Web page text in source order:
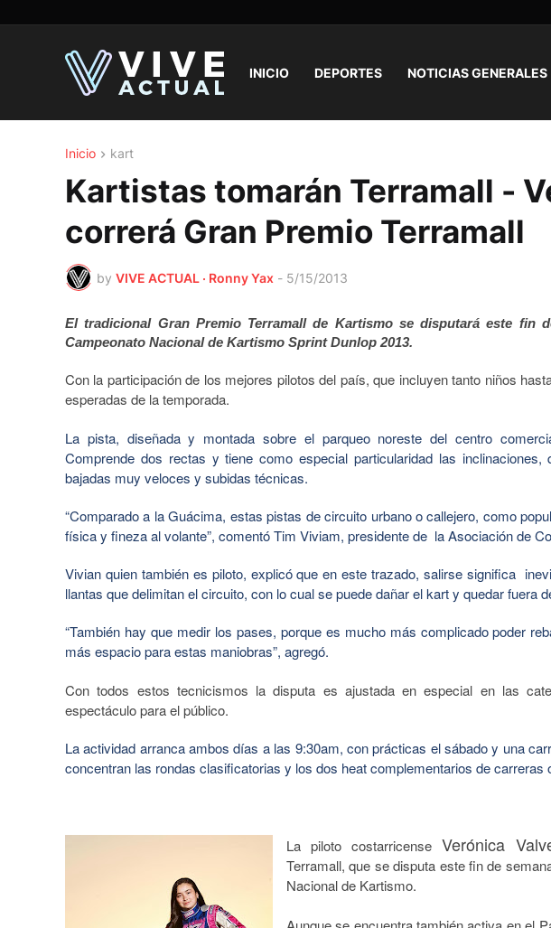
INICIO DEPORTES NOTICIAS GENERALES
Inicio kart
Kartistas tomarán Terramall -
correrá Gran Premio Terramall
by VIVE ACTUAL · Ronny Yax - 5/15/2013
El tradicional Gran Premio Terramall de Kartismo se disputará este fin
Campeonato Nacional de Kartismo Sprint Dunlop 2013.
Con la participación de los mejores pilotos del país, que incluyen tanto niños
esperadas de la temporada.
La pista, diseñada y montada sobre el parqueo noreste del centro
Comprende dos rectas y tiene como especial particularidad las
bajadas muy veloces y subidas técnicas.
“Comparado a la Guácima, estas pistas de circuito urbano o callejero, como
física y fineza al volante”, comentó Tim Viviam, presidente de la Asociación de
Vivian quien también es piloto, explicó que en este trazado, salirse significa
llantas que delimitan el circuito, con lo cual se puede dañar el kart y quedar fuera
“También hay que medir los pases, porque es mucho más complicado poder
más espacio para estas maniobras”, agregó.
Con todos estos tecnicismos la disputa es ajustada en especial en las
espectáculo para el público.
La actividad arranca ambos días a las 9:30am, con prácticas el sábado y una
concentran las rondas clasificatorias y los dos heat complementarios de carreras
La piloto costarricense Verónica
Terramall, que se disputa este fin de
Nacional de Kartismo.